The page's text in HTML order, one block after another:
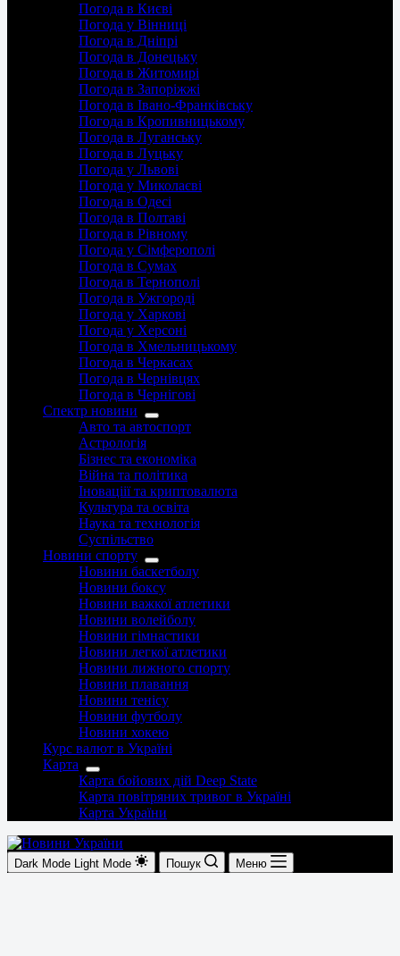
Погода в Києві
Погода у Вінниці
Погода в Дніпрі
Погода в Донецьку
Погода в Житомирі
Погода в Запоріжжі
Погода в Івано-Франківську
Погода в Кропивницькому
Погода в Луганську
Погода в Луцьку
Погода у Львові
Погода у Миколаєві
Погода в Одесі
Погода в Полтаві
Погода в Рівному
Погода у Сімферополі
Погода в Сумах
Погода в Тернополі
Погода в Ужгороді
Погода у Харкові
Погода у Херсоні
Погода в Хмельницькому
Погода в Черкасах
Погода в Чернівцях
Погода в Чернігові
Спектр новини
Авто та автоспорт
Астрологія
Бізнес та економіка
Війна та політика
Іноваціії та криптовалюта
Культура та освіта
Наука та технологія
Суспільство
Новини спорту
Новини баскетболу
Новини боксу
Новини важкої атлетики
Новини волейболу
Новини гімнастики
Новини легкої атлетики
Новини лижного спорту
Новини плавання
Новини тенісу
Новини футболу
Новини хокею
Курс валют в Україні
Карта
Карта бойових дій Deep State
Карта повітряних тривог в Україні
Карта України
Dark Mode Light Mode Пошук Меню